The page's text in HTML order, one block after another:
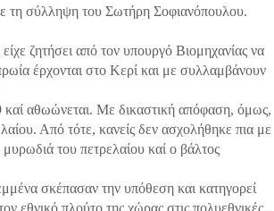
τη σύλληψη του Σωτήρη Σοφιανόπουλου.
ζητήσει από τον υπουργό Βιομηχανίας να
έρχονται στο Κερί και με συλλαμβάνουν
αθωώνεται. Με δικαστική απόφαση, όμως,
Από τότε, κανείς δεν ασχολήθηκε πια με
του πετρελαίου καί ο βάλτος
σκέπασαν την υπόθεση και κατηγορεί
εθνικό πλούτο της χώρας στις πολυεθνικές.